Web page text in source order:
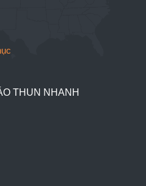
THUN NHANH